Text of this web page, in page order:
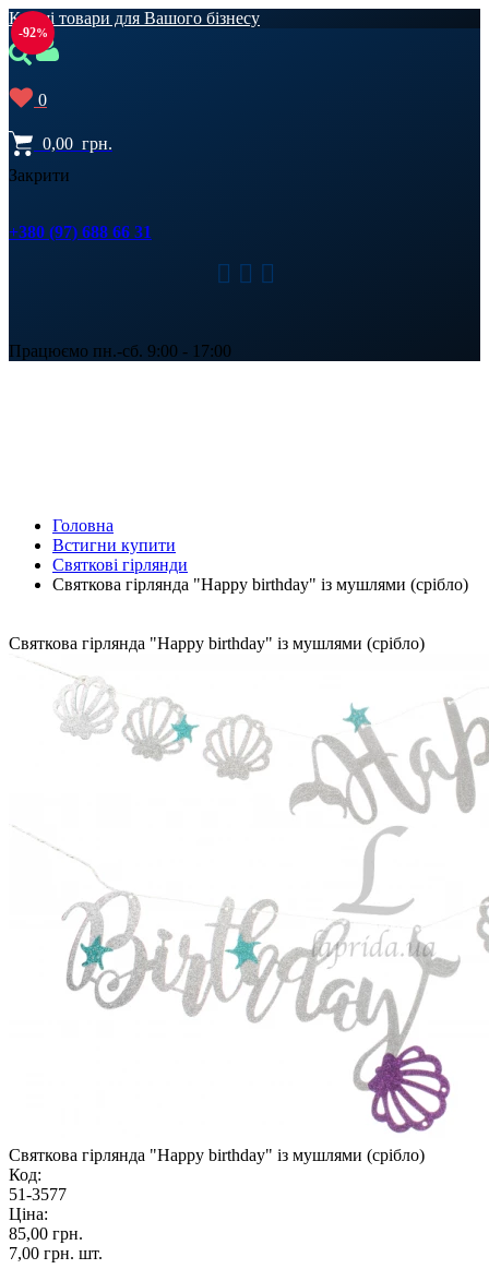
Кращі товари для Вашого бізнесу
0
0,00 грн.
Закрити
+380 (97) 688 66 31
Працюємо пн.-сб. 9:00 - 17:00
Головна
Встигни купити
Cвяткові гірлянди
Святкова гірлянда "Happy birthday" із мушлями (срібло)
Святкова гірлянда "Happy birthday" із мушлями (срібло)
-92
Святкова гірлянда "Happy birthday" із мушлями (срібло)
Код:
51-3577
Ціна:
85,00 грн.
7,00 грн. шт.